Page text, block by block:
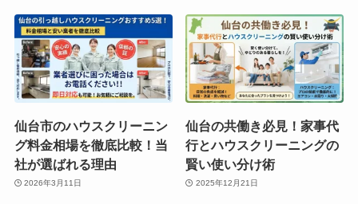
仙台市のハウスクリーニン
グ料金相場を徹底比較！当
社が選ばれる理由
2026年3月11日
仙台の共働き必見！家事代
行とハウスクリーニングの
賢い使い分け術
2025年12月21日